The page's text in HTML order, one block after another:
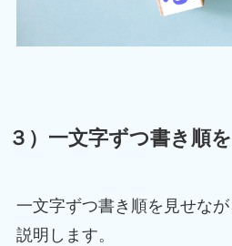
３）一文字ずつ書き順
一文字ずつ書き順を見せな
説明します。